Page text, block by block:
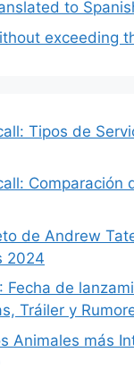
to
exceeding
Tipos de
Comparación
de Andrew
2024
Fecha de
Tráiler y
Animales más